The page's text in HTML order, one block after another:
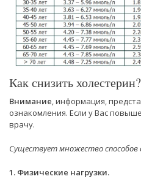
Как снизить холестерин?
Внимание, информация,
ознакомления. Если у Вас
врачу.
Существует множество способов
1. Физические нагрузки.